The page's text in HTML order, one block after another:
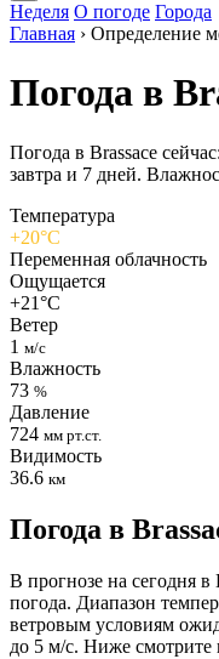
Неделя О погоде Города
Главная › Определение
Погода в
Погода в Brassacе
завтра и 7 дней.
Температура
+20°C
Переменная облачность
Ощущается
+21°C
Ветер
1 м/с
Влажность
73 %
Давление
724 мм рт.ст.
Видимость
36.6 км
Погода в
В прогнозе на сегодня в
погода. Диапазон
ветровым условиям
до 5 м/с. Ниже смотрите